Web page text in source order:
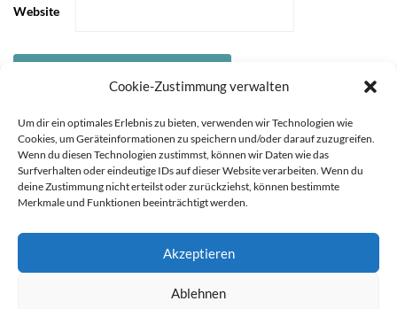
Cookie-Zustimmung verwalten
Um dir ein optimales Erlebnis zu bieten, verwenden wir Technologien wie
Cookies, um Geräteinformationen zu speichern und/oder darauf zuzugreifen.
Wenn du diesen Technologien zustimmst, können wir Daten wie das
Surfverhalten oder eindeutige IDs auf dieser Website verarbeiten. Wenn du
deine Zustimmung nicht erteilst oder zurückziehst, können bestimmte
Merkmale und Funktionen beeinträchtigt werden.
Akzeptieren
Ablehnen
Website
STARTSEITE
ÜBER
KOOPERATIONEN
Sie können die Erfassung Ihrer Daten durch Google Analytics
verhindern, indem Sie auf folgenden Link klicken. Es wird ein